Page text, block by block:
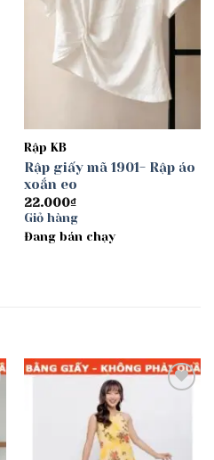
Rập KB
Rập giấy mã 1901- Rập áo
xoắn eo
22.000₫
Giỏ hàng
Đang bán chạy